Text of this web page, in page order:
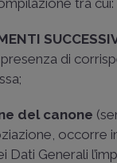
tra cui:
presenza di
del canone
occorre
Dati Generali